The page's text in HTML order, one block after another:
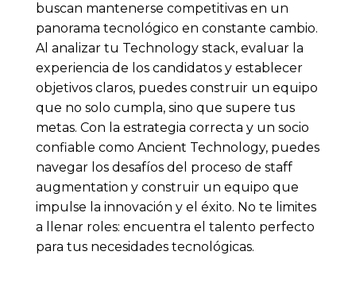
buscan mantenerse competitivas en un
panorama tecnológico en constante cambio.
Al analizar tu Technology stack, evaluar la
experiencia de los candidatos y establecer
objetivos claros, puedes construir un equipo
que no solo cumpla, sino que supere tus
metas. Con la estrategia correcta y un socio
confiable como Ancient Technology, puedes
navegar los desafíos del proceso de staff
augmentation y construir un equipo que
impulse la innovación y el éxito. No te limites
a llenar roles: encuentra el talento perfecto
para tus necesidades tecnológicas.